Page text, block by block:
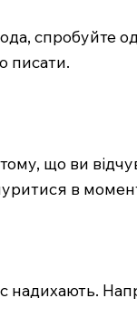
спробуйте
писати.
що ви
в
надихають.